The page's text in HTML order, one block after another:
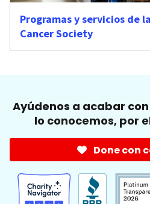
Programas y servicios de
Cancer Society
Ayúdenos a acabar
lo conocemos, por
Done con